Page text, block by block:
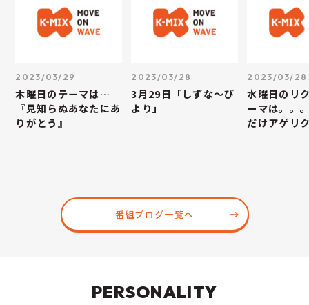
2023/03/29
木曜日のテーマは…
『見知らぬあなたにあ
りがとう』
2023/03/28
3月29日「しずな～び
より」
2023/03/28
水曜日のリ
ーマは。。
だけアゲリ
番組ブログ一覧へ
PERSONALITY